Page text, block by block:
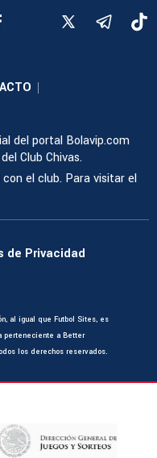
|
del portal Bolavip.com
Club Chivas.
el club. Para visitar el
de Privacidad
al igual que Futbol Sites, es
perteneciente a Better
los derechos reservados.